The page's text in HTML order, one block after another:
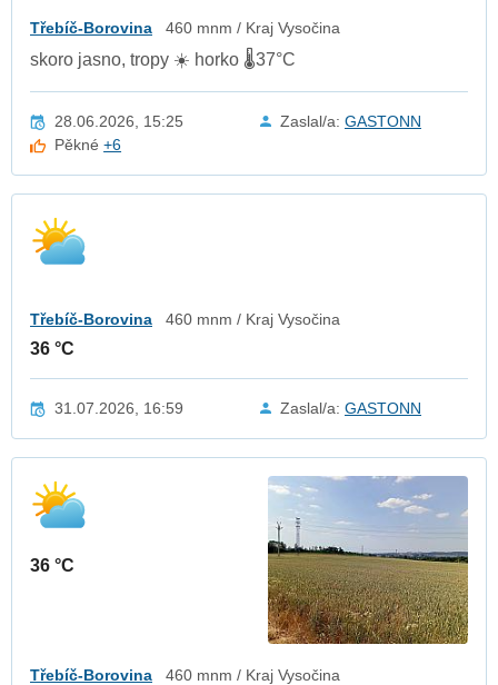
Třebíč-Borovina 460 mnm / Kraj Vysočina
skoro jasno, tropy ☀️ horko 🌡️37°C
28.06.2026, 15:25 Zaslal/a: GASTONN
Pěkné+6
Třebíč-Borovina 460 mnm / Kraj Vysočina
36 °C
31.07.2026, 16:59 Zaslal/a: GASTONN
36 °C
Třebíč-Borovina 460 mnm / Kraj Vysočina